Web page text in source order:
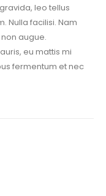
leo tellus
Nulla facilisi. Nam
augue.
eu mattis mi
fermentum et nec